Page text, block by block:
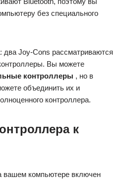
без специального
два Joy-Cons рассматриваются
Вы можете
контроллеры , но в
объединить их и
контроллера.
к
вашем компьютере включен